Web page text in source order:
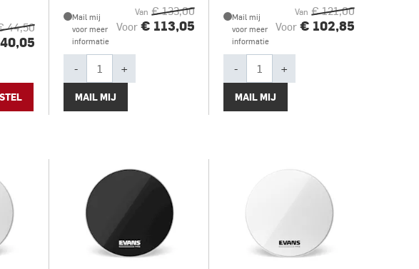
44,50
Mail mij
voor meer
informatie
Van € 133,00
Voor€ 113,05
- +
MAIL MIJ
Mail mij
voor meer
informatie
Van € 121,00
Voor € 102,85
- +
MAIL MIJ